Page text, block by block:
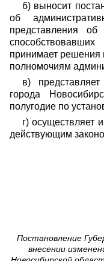
б) выносит
об
представления
принимает
полномочиям
в)
города
полугодие по
г) осуществляет
действующим
Постановление
внесении